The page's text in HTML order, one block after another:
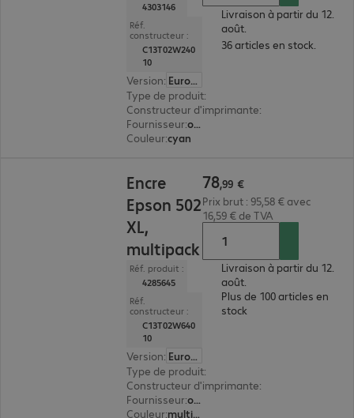
4303146
Réf.
constructeur :
C13T02W240
10
Version:
Europe
Type de produit:
Constructeur d'imprimante:
Fournisseur: original
Couleur:cyan
Livraison à partir du 12.
août.
36 articles en stock.
Encre
Epson 502
XL,
multipack
Réf. produit :
4285645
Réf.
constructeur :
C13T02W640
10
Version:
Europe
Type de produit:
Constructeur d'imprimante:
Fournisseur: original
Couleur: multipack (noir, magenta, jaune, cyan)
78,99 €
Prix brut : 95,58 € avec
16,59 € de TVA
Livraison à partir du 12.
août.
Plus de 100 articles en
stock